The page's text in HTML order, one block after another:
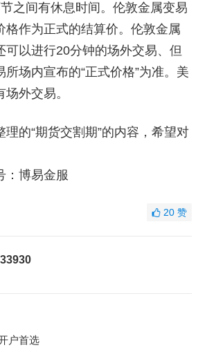
之间有休息时间。伦敦金属变易
格作为正式的结算价。伦敦金属
可以进行20分钟的场外交易、但
场内宣布的“正式价格”为准。美
外交易。
的“期货交割期”的内容，希望对
博易金服
20赞
户首选